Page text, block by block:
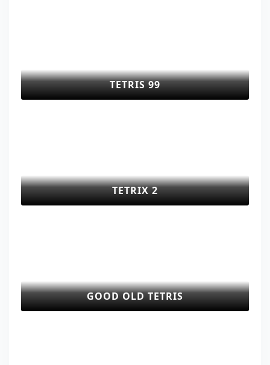
TETRIS 99
TETRIX 2
GOOD OLD TETRIS